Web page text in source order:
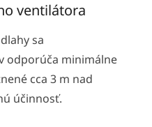
ventilátora
sa
odporúča minimálne
cca 3 m nad
účinnosť.